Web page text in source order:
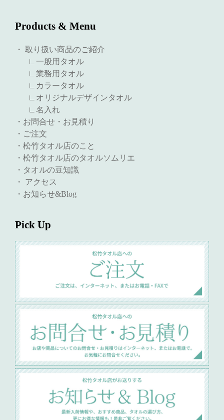
Products & Menu
・ 取り扱い商品のご紹介
∟一般用タオル
∟業務用タオル
∟カラータオル
∟オリジナルデザインタオル
∟名入れ
・お問合せ・お見積り
・ご注文
・松竹タオル店のこと
・松竹タオル店のタオルソムリエ
・タオルの豆知識
・ アクセス
・お知らせ&Blog
Pick Up